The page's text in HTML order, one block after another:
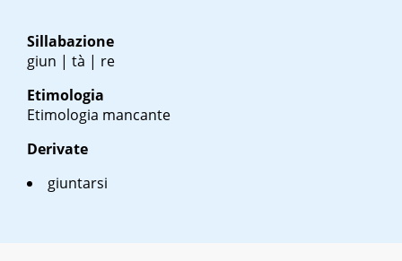
Sillabazione
giun | tà | re
Etimologia
Etimologia mancante
Derivate
giuntarsi